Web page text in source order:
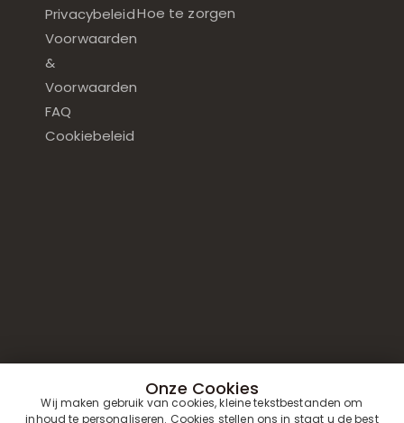
Privacybeleid
Voorwaarden
&
Voorwaarden
FAQ
Cookiebeleid
Hoe te zorgen
Onze Cookies
Wij maken gebruik van cookies, kleine tekstbestanden om
inhoud te personaliseren. Cookies stellen ons in staat u de best